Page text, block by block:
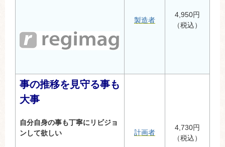
製造者
4,950円
（税込）
事の推移を見守る事も
大事
自分自身の事も丁寧にリビジョ
ンして欲しい
計画者
4,730円
（税込）